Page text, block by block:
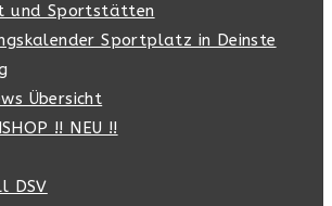
und Sportstätten
Sportplatz in Deinste
Übersicht
!! NEU !!
DSV